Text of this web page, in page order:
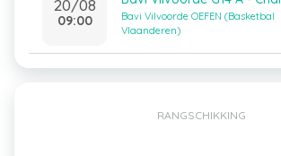
20/08
09:00
Bavi Vilvoorde OEFEN (Basketbal
Vlaanderen)
RANGSCHIKKING